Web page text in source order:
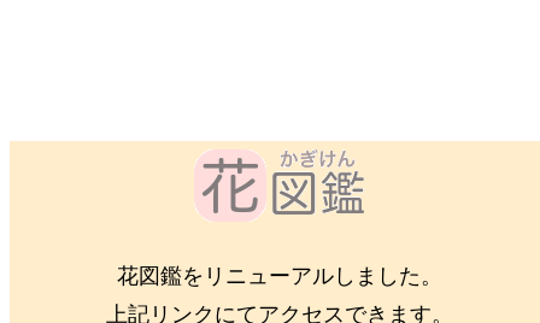
花図鑑をリニューアルしました。
上記リンクにてアクセスできます。